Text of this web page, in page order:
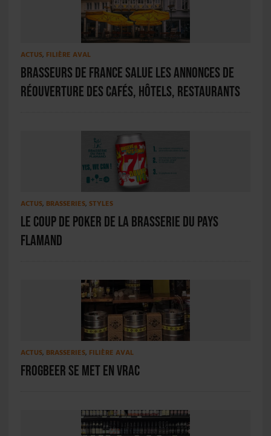
ACTUS, FILIÈRE AVAL
Brasseurs de France salue les annonces de
réouverture des cafés, hôtels, restaurants
ACTUS, BRASSERIES, STYLES
Le coup de poker de la Brasserie du Pays
Flamand
ACTUS, BRASSERIES, FILIÈRE AVAL
FrogBeer se met en vrac